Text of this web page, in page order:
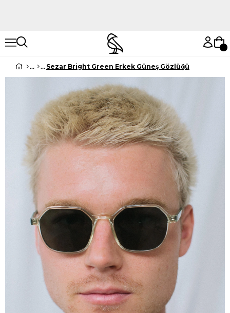
Sezar Bright Green Erkek Güneş Gözlüğü